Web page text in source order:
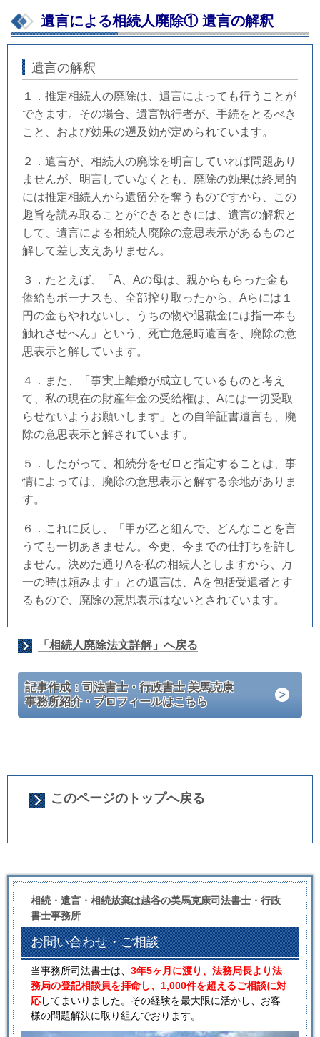
遺言による相続人廃除① 遺言の解釈
遺言の解釈
１．推定相続人の廃除は、遺言によっても行うことが
できます。その場合、遺言執行者が、手続をとるべき
こと、および効果の遡及効が定められています。
２．遺言が、相続人の廃除を明言していれば問題あり
ませんが、明言していなくとも、廃除の効果は終局的
には推定相続人から遺留分を奪うものですから、この
趣旨を読み取ることができるときには、遺言の解釈と
して、遺言による相続人廃除の意思表示があるものと
解して差し支えありません。
３．たとえば、「A、Aの母は、親からもらった金も
俸給もボーナスも、全部搾り取ったから、Aらには１
円の金もやれないし、うちの物や退職金には指一本も
触れさせへん」という、死亡危急時遺言を、廃除の意
思表示と解しています。
４．また、「事実上離婚が成立しているものと考え
て、私の現在の財産年金の受給権は、Aには一切受取
らせないようお願いします」との自筆証書遺言も、廃
除の意思表示と解されています。
５．したがって、相続分をゼロと指定することは、事
情によっては、廃除の意思表示と解する余地がありま
す。
６．これに反し、「甲が乙と組んで、どんなことを言
うても一切あきません。今更、今までの仕打ちを許し
ません。決めた通りAを私の相続人としますから、万
一の時は頼みます」との遺言は、Aを包括受遺者とす
るもので、廃除の意思表示はないとされています。
「相続人廃除法文詳解」へ戻る
記事作成：司法書士・行政書士 美馬克康
事務所紹介・プロフィールはこちら
このページのトップへ戻る
相続・遺言・相続放棄は越谷の美馬克康司法書士・行政
書士事務所
お問い合わせ・ご相談
当事務所司法書士は、 3年5ヶ月に渡り、法務局長より法
務局の登記相談員を拝命し、1,000件を超えるご相談に対
応してまいりました。その経験を最大限に活かし、お客
様の問題解決に取り組んでおります。